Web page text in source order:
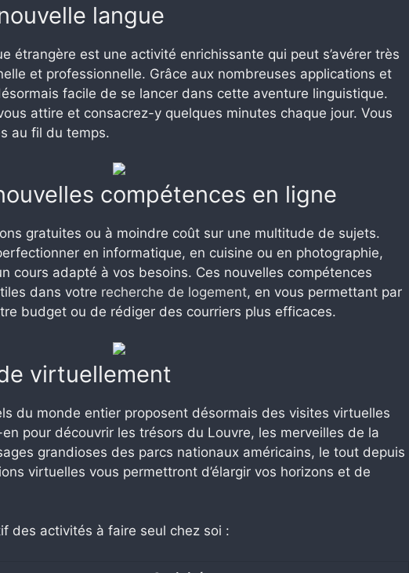
langue
étrangère est une activité enrichissante qui peut s’avérer très
et professionnelle. Grâce aux nombreuses applications et
facile de se lancer dans cette aventure linguistique.
attire et consacrez-y quelques minutes chaque jour. Vous
au fil du temps.
compétences en ligne
gratuites ou à moindre coût sur une multitude de sujets.
en informatique, en cuisine ou en photographie,
cours adapté à vos besoins. Ces nouvelles compétences
dans votre recherche de logement, en vous permettant par
budget ou de rédiger des courriers plus efficaces.
virtuellement
du monde entier proposent désormais des visites virtuelles
pour découvrir les trésors du Louvre, les merveilles de la
grandioses des parcs nationaux américains, le tout depuis
virtuelles vous permettront d’élargir vos horizons et de
des activités à faire seul chez soi :